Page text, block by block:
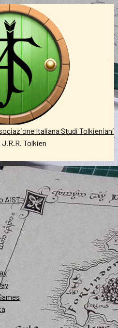
Italiana Studi Tolkieniani
Tolkien
AIST